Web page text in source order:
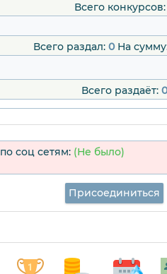
Всего
Всего раздал: 0На
Всего раздаёт: 0
соц сетям: (Не было)
Присоединиться